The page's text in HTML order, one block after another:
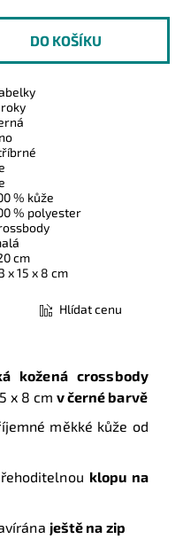
% kůže
% polyester
cm
x 15 x 8 cm
Hlídat cenu
kožená crossbody
x 8 cm v černé barvě
měkké kůže od
klopu na
ještě na zip